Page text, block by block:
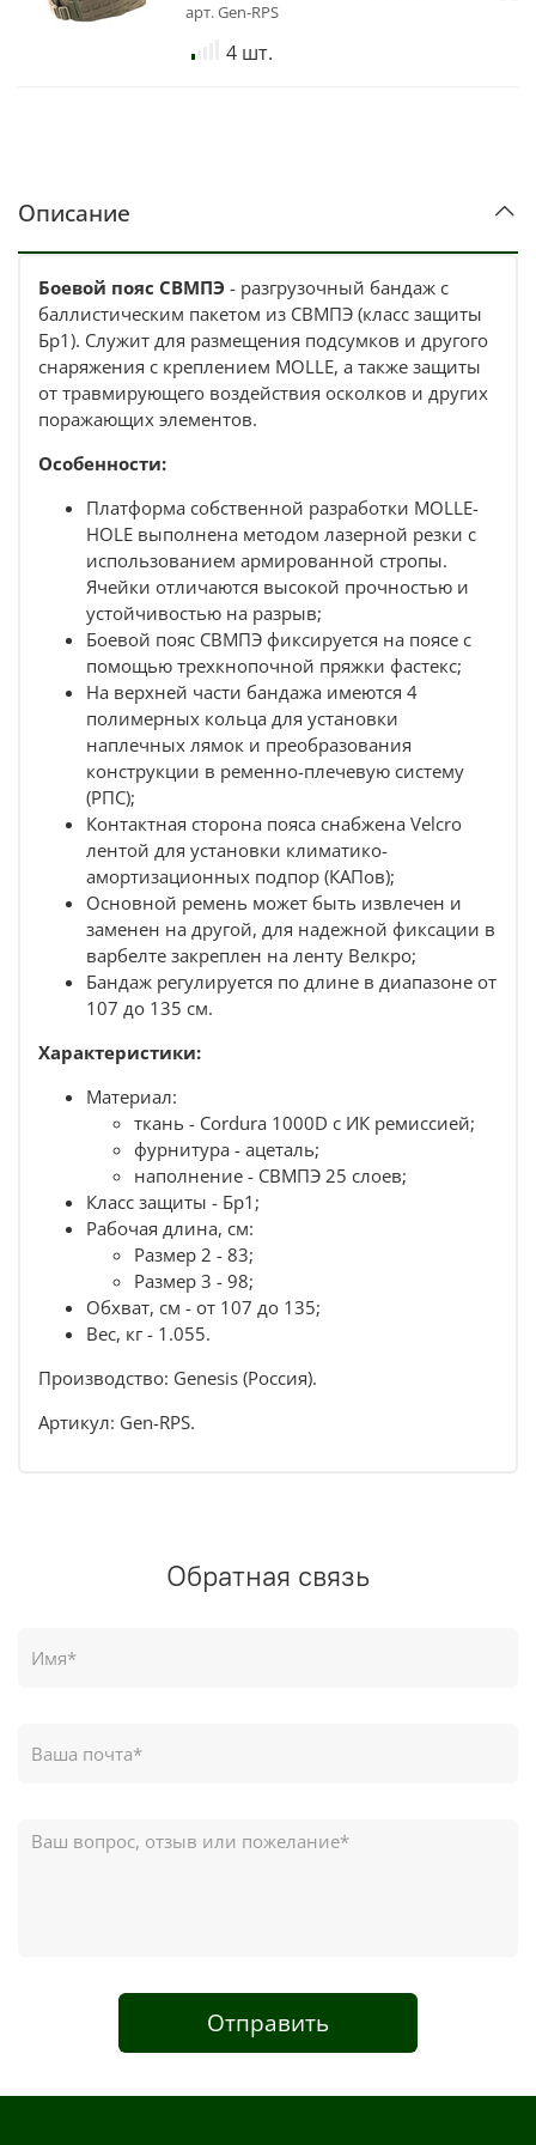
Материал:
ткань - Cordura 1000D с ИК ремиссией;
Обхват, см - от 107 до 135;
Артикул: Gen-RPS.
арт.Gen-RPS
4 шт.
Описание
Боевой пояс СВМПЭ - разгрузочный бандаж с
баллистическим пакетом из СВМПЭ (класс защиты
Бр1). Служит для размещения подсумков и другого
снаряжения с креплением MOLLE, а также защиты
от травмирующего воздействия осколков и других
поражающих элементов.
Особенности:
Платформа собственной разработки MOLLE-
HOLE выполнена методом лазерной резки с
использованием армированной стропы.
Ячейки отличаются высокой прочностью и
устойчивостью на разрыв;
Боевой пояс СВМПЭ фиксируется на поясе с
помощью трехкнопочной пряжки фастекс;
На верхней части бандажа имеются 4
полимерных кольца для установки
наплечных лямок и преобразования
конструкции в ременно-плечевую систему
(РПС);
Контактная сторона пояса снабжена Velcro
лентой для установки климатико-
амортизационных подпор (КАПов);
Основной ремень может быть извлечен и
заменен на другой, для надежной фиксации в
варбелте закреплен на ленту Велкро;
Бандаж регулируется по длине в диапазоне от
107 до 135 см.
Характеристики:
Материал:
ткань - Cordura 1000D с ИК ремиссией;
фурнитура - ацеталь;
наполнение - СВМПЭ 25 слоев;
Класс защиты - Бр1;
Рабочая длина, см:
Размер 2 - 83;
Размер 3 - 98;
Обхват, см - от 107 до 135;
Вес, кг - 1.055.
Производство: Genesis (Россия).
Артикул: Gen-RPS.
Обратная связь
Отправить